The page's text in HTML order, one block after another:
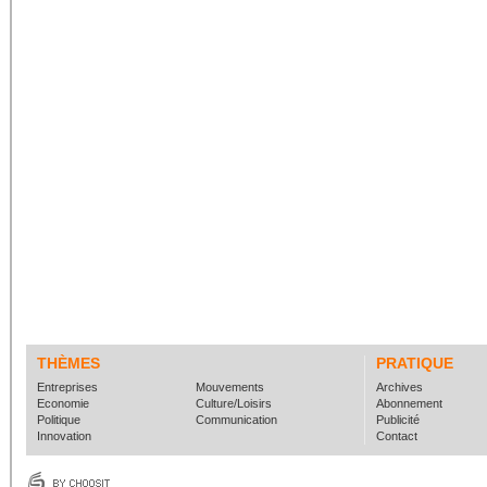
THÈMES PRATIQUE
Entreprises
Economie
Politique
Innovation
Mouvements
Culture/Loisirs
Communication
Archives
Abonnement
Publicité
Contact